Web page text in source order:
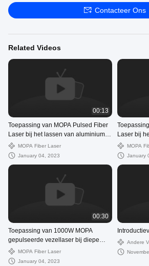
Contacteer Ons
Related Videos
00:13
Toepassing van MOPA Pulsed Fiber
Laser bij het lassen van aluminium
en nikkelvormige materialen
MOPA Fiber Laser
January 04, 2023
Laser bij
paal
MOPA
January
00:30
Toepassing van 1000W MOPA
gepulseerde vezellaser bij diepe
gravure van halfgeleidermateriaal
siliciumauto
MOPA Fiber Laser
January 04, 2023
Andere